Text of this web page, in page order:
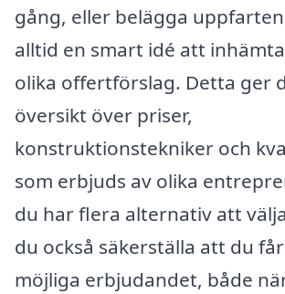
gång, eller belägga
alltid en smart idé att
olika offertförslag. Detta ger
översikt över priser,
konstruktionstekniker och
som erbjuds av olika
du har flera alternativ att
du också säkerställa att du
möjliga erbjudandet, både